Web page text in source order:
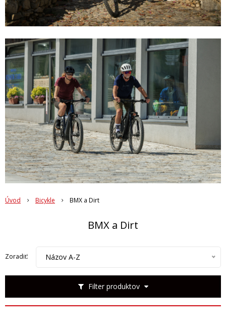
Úvod Bicykle BMX a Dirt
BMX a Dirt
Filter produktov
Zoradiť: Názov A-Z